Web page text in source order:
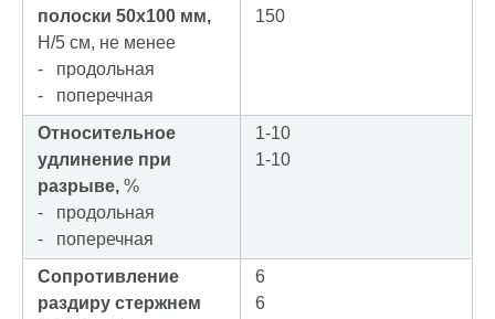
полоски 50х100 мм,
Н/5 см, не менее
- продольная
- поперечная
150
Относительное
удлинение при
разрыве, %
- продольная
- поперечная
1-10
1-10
Сопротивление
раздиру стержнем
6
6